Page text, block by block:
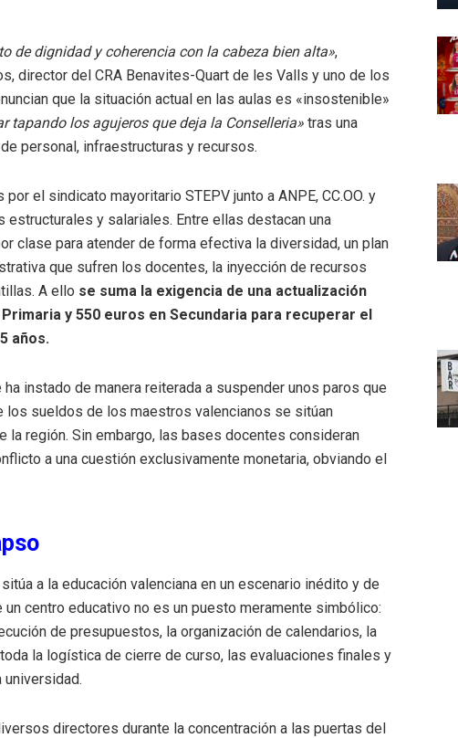
de dignidad y coherencia con la cabeza bien alta»,
director del CRA Benavites-Quart de les Valls y uno de los
que la situación actual en las aulas es «insostenible»
tapando los agujeros que deja la Conselleria» tras una
personal, infraestructuras y recursos.
el sindicato mayoritario STEPV junto a ANPE, CC.OO. y
estructurales y salariales. Entre ellas destacan una
clase para atender de forma efectiva la diversidad, un plan
que sufren los docentes, la inyección de recursos
A ello se suma la exigencia de una actualización
y 550 euros en Secundaria para recuperar el
años.
instado de manera reiterada a suspender unos paros que
los sueldos de los maestros valencianos se sitúan
la región. Sin embargo, las bases docentes consideran
a una cuestión exclusivamente monetaria, obviando el
a la educación valenciana en un escenario inédito y de
centro educativo no es un puesto meramente simbólico:
de presupuestos, la organización de calendarios, la
la logística de cierre de curso, las evaluaciones finales y
universidad.
directores durante la concentración a las puertas del